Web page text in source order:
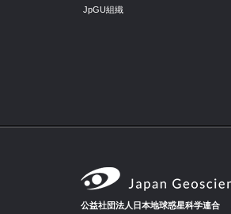
JpGU組織
公益社団法人日本地球惑星科学連合